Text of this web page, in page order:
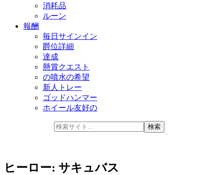
消耗品
ルーン
報酬
毎日サインイン
爵位詳細
達成
懸賞クエスト
の噴水の希望
新人トレー
ゴッドハンマー
ホイール友好の
ヒーロー: サキュバス